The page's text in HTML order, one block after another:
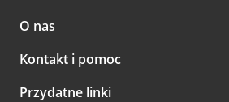
O nas
Kontakt i pomoc
Przydatne linki